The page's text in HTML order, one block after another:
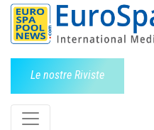
Le nostre Riviste